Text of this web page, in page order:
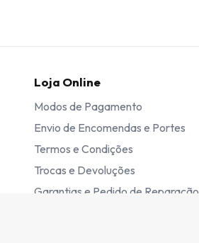
Loja Online
Modos de Pagamento
Envio de Encomendas e Portes
Termos e Condições
Trocas e Devoluções
Garantias e Pedido de Reparação